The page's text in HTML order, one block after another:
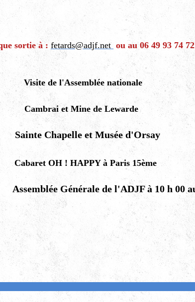
sortie à : fetards@adjf.net ou au 06 49 93 74 72
Visite de l'Assemblée nationale
Cambrai et Mine de Lewarde
Chapelle et Musée d'Orsay
Cabaret OH ! HAPPY à Paris 15ème
Générale de l'ADJF à 10 h 00 au